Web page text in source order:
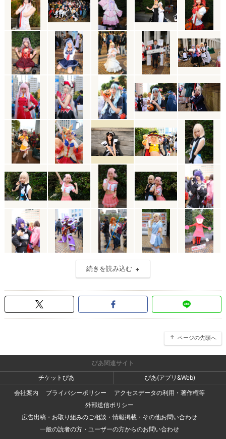
続きを読み込む
ページの先頭へ
ぴあ関連サイト
チケットぴあ
ぴあ(アプリ&Web)
会社案内
プライバシーポリシー
アクセスデータの利用・著作権等
外部送信ポリシー
広告出稿・お取り組みのご相談・情報掲載・その他お問い合わせ
一般の読者の方・ユーザーの方からのお問い合わせ